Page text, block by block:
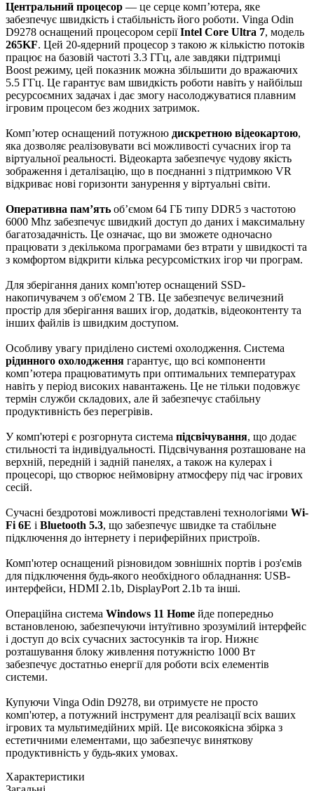
Центральний процесор — це серце комп’ютера, яке
забезпечує швидкість і стабільність його роботи. Vinga Odin
D9278 оснащений процесором серіїIntel Core Ultra 7, модель
265KF. Цей 20-ядерний процесор з такою ж кількістю потоків
працює на базовій частоті 3.3 ГГц, але завдяки підтримці
Boost режиму, цей показник можна збільшити до вражаючих
5.5 ГГц. Це гарантує вам швидкість роботи навіть у найбільш
ресурсоємних задачах і дає змогу насолоджуватися плавним
ігровим процесом без жодних затримок.
Комп’ютер оснащений потужною дискретною відеокартою,
яка дозволяє реалізовувати всі можливості сучасних ігор та
віртуальної реальності. Відеокарта забезпечує чудову якість
зображення і деталізацію, що в поєднанні з підтримкою VR
відкриває нові горизонти занурення у віртуальні світи.
Оперативна пам’ять об’ємом 64 ГБ типу DDR5 з частотою
6000 Mhz забезпечує швидкий доступ до даних і максимальну
багатозадачність. Це означає, що ви зможете одночасно
працювати з декількома програмами без втрати у швидкості та
з комфортом відкрити кілька ресурсомістких ігор чи програм.
Для зберігання даних комп'ютер оснащений SSD-
накопичувачем з об'ємом 2 TB. Це забезпечує величезний
простір для зберігання ваших ігор, додатків, відеоконтенту та
інших файлів із швидким доступом.
Особливу увагу приділено системі охолодження. Система
рідинного охолодження гарантує, що всі компоненти
комп’ютера працюватимуть при оптимальних температурах
навіть у період високих навантажень. Це не тільки подовжує
термін служби складових, але й забезпечує стабільну
продуктивність без перегрівів.
У комп'ютері є розгорнута система підсвічування, що додає
стильності та індивідуальності. Підсвічування розташоване на
верхній, передній і задній панелях, а також на кулерах і
процесорі, що створює неймовірну атмосферу під час ігрових
сесій.
Сучасні бездротові можливості представлені технологіями Wi-
Fi 6E і Bluetooth 5.3, що забезпечує швидке та стабільне
підключення до інтернету і периферійних пристроїв.
Комп'ютер оснащений різновидом зовнішніх портів і роз'ємів
для підключення будь-якого необхідного обладнання: USB-
интерфейси, HDMI 2.1b, DisplayPort 2.1b та інші.
Операційна система Windows 11 Home йде попередньо
встановленою, забезпечуючи інтуїтивно зрозумілий інтерфейс
і доступ до всіх сучасних застосунків та ігор. Нижнє
розташування блоку живлення потужністю 1000 Вт
забезпечує достатньо енергії для роботи всіх елементів
системи.
Купуючи Vinga Odin D9278, ви отримуєте не просто
комп'ютер, а потужний інструмент для реалізації всіх ваших
ігрових та мультимедійних мрій. Це високоякісна збірка з
естетичними елементами, що забезпечує виняткову
продуктивність у будь-яких умовах.
Характеристики